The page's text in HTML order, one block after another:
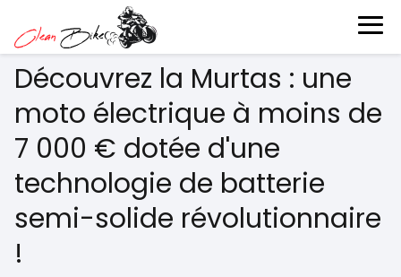
Découvrez la Murtas : une
moto électrique à moins de
7 000 € dotée d'une
technologie de batterie
semi-solide révolutionnaire
!